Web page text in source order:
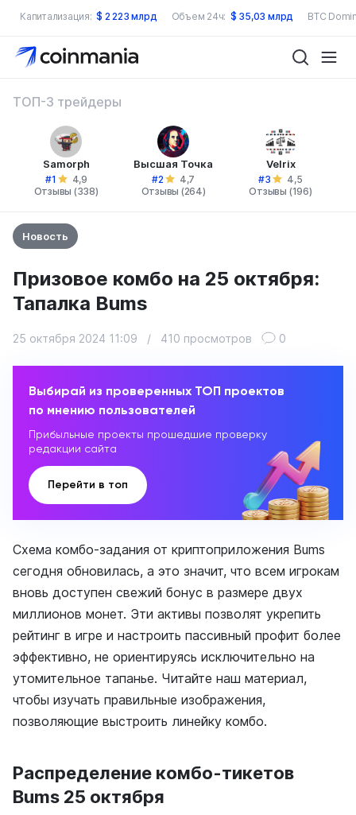
Капитализация: $ 2 223 млрд Объем 24ч: $ 35,03 млрд BTC
ТОП-3 трейдеры
Samorph
#1
4,9
Отзывы (338)
Высшая Точка
#2
4,7
Отзывы (264)
Velrix
#3
4,5
Отзывы (196)
Новость
Призовое комбо на 25 октября:
Тапалка Bums
25 октября 2024 11:09 / 410 просмотров 0
Выбирай из проверенных ТОП проектов
по мнению пользователей
Прибыльные проекты прошедшие проверку
редакции сайта
Перейти в топ
Схема комбо-задания от криптоприложения Bums
сегодня обновилась, а это значит, что всем игрокам
вновь доступен свежий бонус в размере двух
миллионов монет. Эти активы позволят укрепить
рейтинг в игре и настроить пассивный профит более
эффективно, не ориентируясь исключительно на
утомительное тапанье. Читайте наш материал,
чтобы изучать правильные изображения,
позволяющие выстроить линейку комбо.
Распределение комбо-тикетов
Bums 25 октября